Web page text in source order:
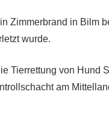
Zimmerbrand in Bilm
wurde.
Tierrettung von Hund
am